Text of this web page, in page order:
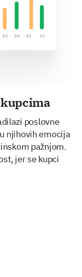
poslovne
njihovih emocija
pažnjom.
jer se kupci